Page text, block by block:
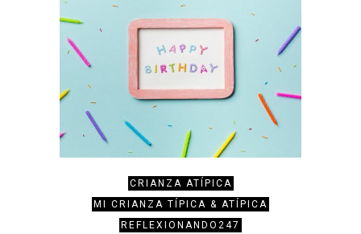
CRIANZA ATÍPICA
MI CRIANZA TÍPICA & ATÍPICA
REFLEXIONANDO247